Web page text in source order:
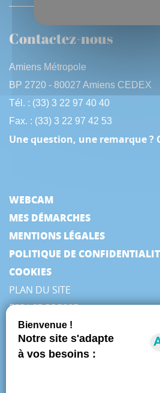
Contactez-nous
Amiens Métropole
BP 2720 - 80027 Amiens CEDEX
Tél. : (33) 3 22 97 40 40
Fax. : (33) 3 22 97 42 53
Une question, une remarque ?
WEBCAM
MES DÉMARCHES
MENTIONS LÉGALES
POLITIQUE DE
COOKIES
PLAN DU SITE
ESPACE PRESSE